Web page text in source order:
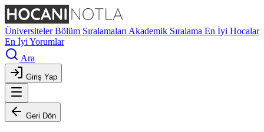
ÜniversitelerBölüm Sıralamaları Akademik Sıralama En İyi Hocalar
En İyi Yorumlar
Ara
Giriş Yap
Geri Dön